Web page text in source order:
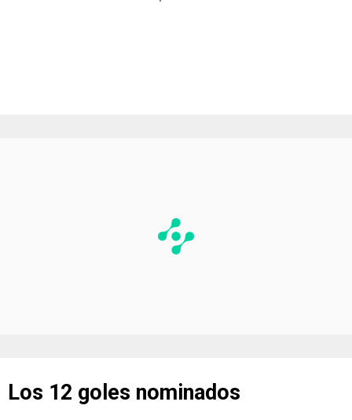
Los 12 goles nominados